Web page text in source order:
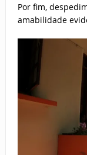
Por fim,
amabilidade